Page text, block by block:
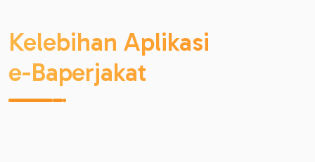
Kelebihan Aplikasi
e-Baperjakat